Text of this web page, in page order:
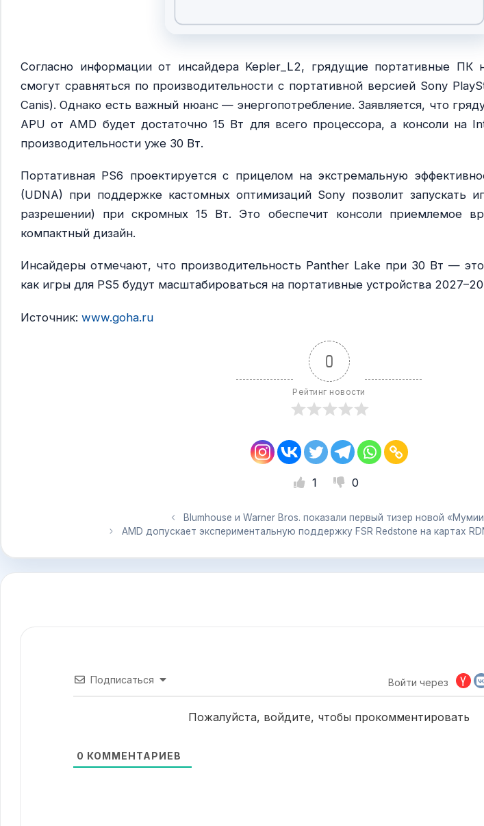
Согласно информации от инсайдера Kepler_L2, грядущие портативные ПК
смогут сравняться по производительности с портативной версией Sony
Canis). Однако есть важный нюанс — энергопотребление. Заявляется, что
APU от AMD будет достаточно 15 Вт для всего процессора, а консоли на
производительности уже 30 Вт.
Портативная PS6 проектируется с прицелом на экстремальную
(UDNA) при поддержке кастомных оптимизаций Sony позволит запускать
разрешении) при скромных 15 Вт. Это обеспечит консоли приемлемое
компактный дизайн.
Инсайдеры отмечают, что производительность Panther Lake при 30 Вт —
как игры для PS5 будут масштабироваться на портативные устройства
Источник: www.goha.ru
0
Рейтинг новости
1 0
Blumhouse и Warner Bros. показали первый тизер новой
AMD допускает экспериментальную поддержку FSR Redstone на картах
Подписаться Войти через
Пожалуйста, войдите, чтобы прокомментировать
0 КОММЕНТАРИЕВ